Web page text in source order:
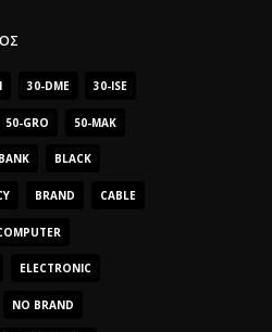
30-DME 30-ISE
50-GRO 50-MAK
BANK BLACK
BRAND CABLE
ELECTRONIC
NO BRAND